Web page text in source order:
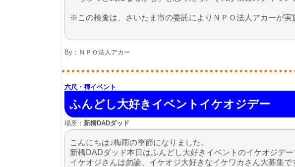
※この検査は、さいたま市の委託によりＮＰＯ法人アカーが実
By： ＮＰＯ法人アカー
六尺・褌イベント
ふんどし大好きイベントイケオジデー
場所： 新橋DADダッド
こんにちは♪梅雨の季節になりました。
新橋DADダッド本日はふんどし大好きイベントのイケオジデー
イケオジさんは勿論、イケオジ大好きなイケワカさん大募集で